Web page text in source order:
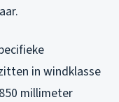
in windklasse
millimeter